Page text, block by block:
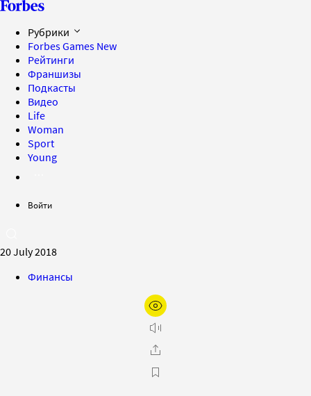
Рубрики
Forbes Games New
Рейтинги
Франшизы
Подкасты
Видео
Life
Woman
Sport
Young
Войти
20 July 2018
Финансы